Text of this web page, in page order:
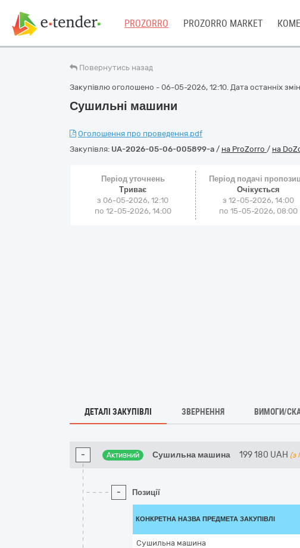
PROZORRO PROZORRO MARKET
Повернутись назад
Закупівлю оголошено - 06-05-2026, 12:10. Дата останніх
Сушильні машини
Оголошення про проведення.pdf
Закупівля: UA-2026-05-06-005899-a / на ProZorro / на
Період уточнень
Триває
з 06-05-2026, 12:10
по 12-05-2026, 14:00
Період подачі
Очікується
з 12-05-2026, 14:00
по 15-05-2026, 08:00
ДЕТАЛІ ЗАКУПІВЛІ ЗВЕРНЕННЯ ВИМОГИ/
- Активний Сушильна машина 199 180 UAH (з
- Позиції
КОНКРЕТНА НАЗВА ПРЕДМЕТА ЗАКУПІВЛІ
Сушильна машина